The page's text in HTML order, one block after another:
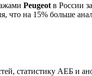
Peugeot в России
что на 15% больше
статистику АЕБ и